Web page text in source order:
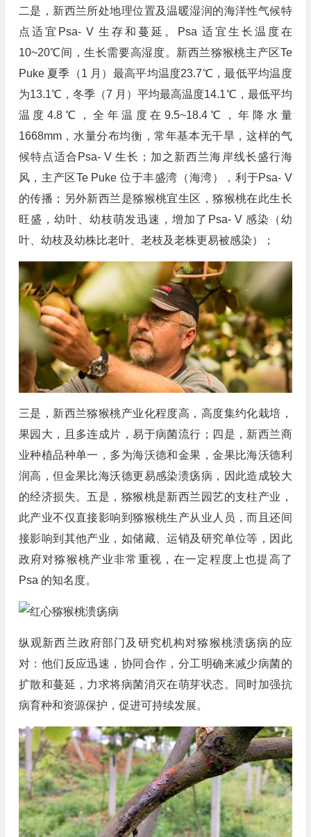
二是，新西兰所处地理位置及温暖湿润的海洋性气候特
点适宜Psa- V 生存和蔓延。Psa 适宜生长温度在
10~20℃间，生长需要高湿度。新西兰猕猴桃主产区Te
Puke 夏季（1 月）最高平均温度23.7℃，最低平均温度
为13.1℃，冬季（7 月）平均最高温度14.1℃，最低平均
温度4.8℃，全年温度在9.5~18.4℃，年降水量
1668mm，水量分布均衡，常年基本无干旱，这样的气
候特点适合Psa- V 生长；加之新西兰海岸线长盛行海
风，主产区Te Puke 位于丰盛湾（海湾），利于Psa- V
的传播；另外新西兰是猕猴桃宜生区，猕猴桃在此生长
旺盛，幼叶、幼枝萌发迅速，增加了Psa- V 感染（幼
叶、幼枝及幼株比老叶、老枝及老株更易被感染）；
三是，新西兰猕猴桃产业化程度高，高度集约化栽培，
果园大，且多连成片，易于病菌流行；四是，新西兰商
业种植品种单一，多为海沃德和金果，金果比海沃德利
润高，但金果比海沃德更易感染溃疡病，因此造成较大
的经济损失。五是，猕猴桃是新西兰园艺的支柱产业，
此产业不仅直接影响到猕猴桃生产从业人员，而且还间
接影响到其他产业，如储藏、运销及研究单位等，因此
政府对猕猴桃产业非常重视，在一定程度上也提高了
Psa 的知名度。
纵观新西兰政府部门及研究机构对猕猴桃溃疡病的应
对：他们反应迅速，协同合作，分工明确来减少病菌的
扩散和蔓延，力求将病菌消灭在萌芽状态。同时加强抗
病育种和资源保护，促进可持续发展。